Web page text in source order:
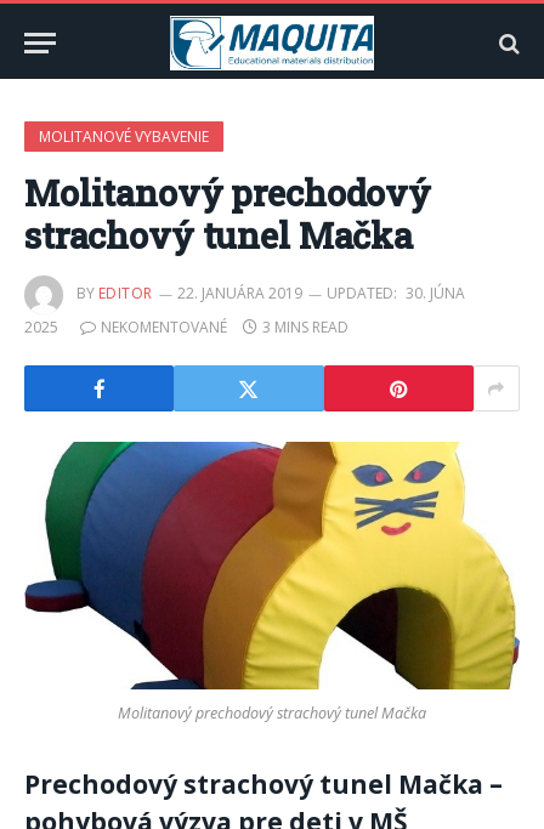
MOLITANOVÉ VYBAVENIE
Molitanový prechodový
strachový tunel Mačka
BY EDITOR 22. JANUÁRA 2019 UPDATED: 30. JÚNA
2025
NEKOMENTOVANÉ 3 MINS READ
Molitanový prechodový strachový tunel Mačka
Prechodový strachový tunel Mačka –
pohybová výzva pre deti v MŠ